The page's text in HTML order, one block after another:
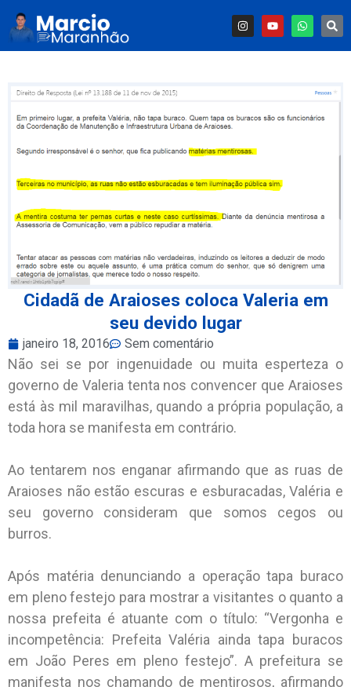
Cidadã de Araioses coloca Valeria em
seu devido lugar
janeiro 18, 2016 Sem comentário
Não sei se por ingenuidade ou muita esperteza o
governo de Valeria tenta nos convencer que Araioses
está às mil maravilhas, quando a própria população, a
toda hora se manifesta em contrário.
Ao tentarem nos enganar afirmando que as ruas de
Araioses não estão escuras e esburacadas, Valéria e
seu governo consideram que somos cegos ou
burros.
Após matéria denunciando a operação tapa buraco
em pleno festejo para mostrar a visitantes o quanto a
nossa prefeita é atuante com o título: “Vergonha e
incompetência: Prefeita Valéria ainda tapa buracos
em João Peres em pleno festejo”. A prefeitura se
manifesta nos chamando de mentirosos, afirmando